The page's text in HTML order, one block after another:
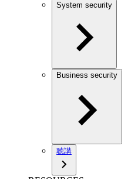
System security
Business security
聴講